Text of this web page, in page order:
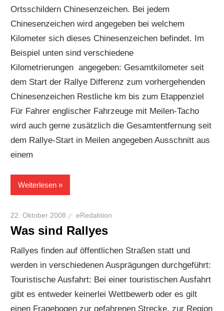
Ortsschildern Chinesenzeichen. Bei jedem
Chinesenzeichen wird angegeben bei welchem
Kilometer sich dieses Chinesenzeichen befindet. Im
Beispiel unten sind verschiedene
Kilometrierungen angegeben: Gesamtkilometer seit
dem Start der Rallye Differenz zum vorhergehenden
Chinesenzeichen Restliche km bis zum Etappenziel
Für Fahrer englischer Fahrzeuge mit Meilen-Tacho
wird auch gerne zusätzlich die Gesamtentfernung seit
dem Rallye-Start in Meilen angegeben Ausschnitt aus
einem
Weiterlesen
22. Oktober 2008 eRedaktion
Was sind Rallyes
Rallyes finden auf öffentlichen Straßen statt und
werden in verschiedenen Ausprägungen durchgeführt:
Touristische Ausfahrt: Bei einer touristischen Ausfahrt
gibt es entweder keinerlei Wettbewerb oder es gilt
einen Fragebogen zur gefahrenen Strecke, zur Region